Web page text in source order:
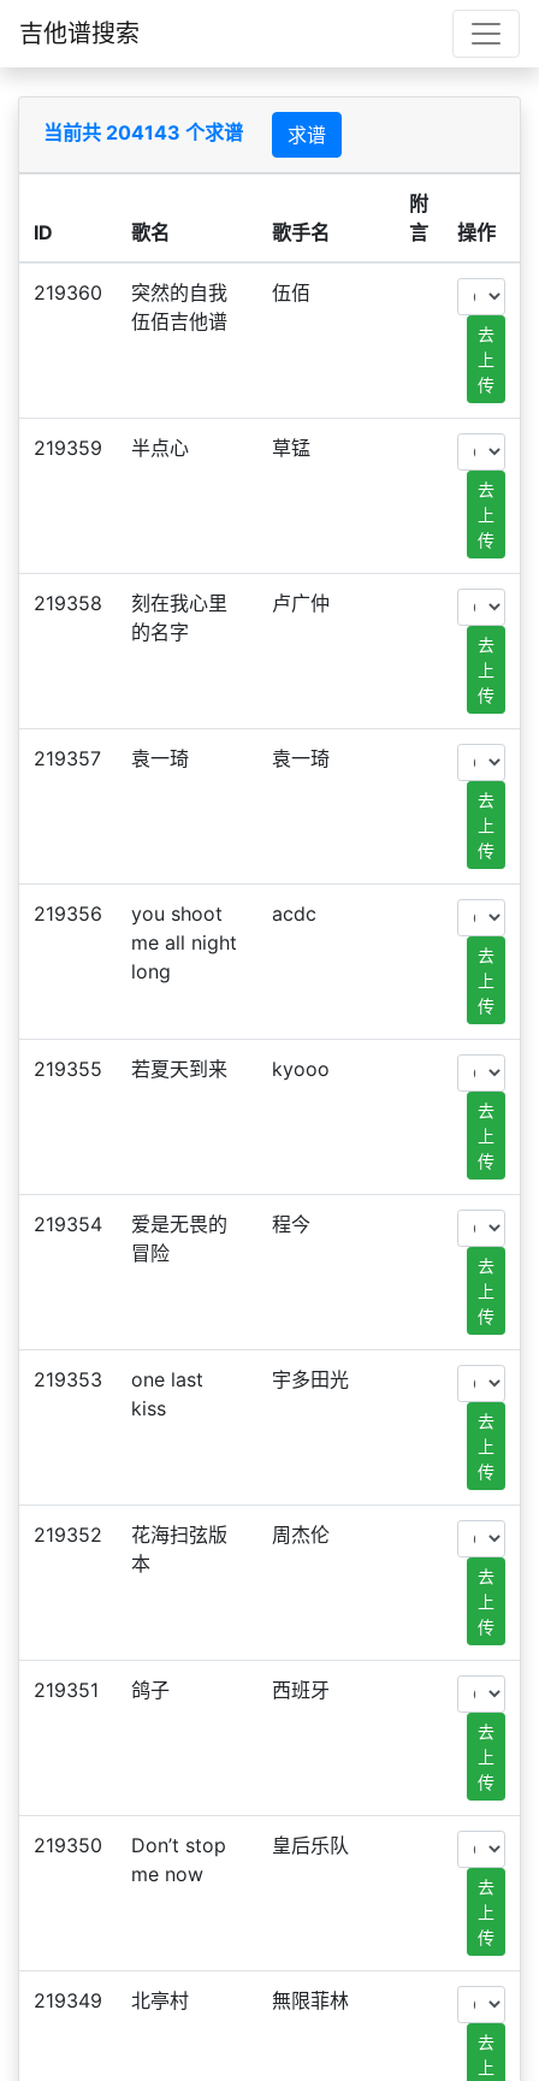
吉他谱搜索
当前共 204143 个求谱 求谱
ID 歌名 歌手名
附
言
操作
219360
突然的自我
伍佰吉他谱
伍佰
去
上
传
219359 半点心 草锰
去
上
传
219358
刻在我心里
的名字
卢广仲
去
上
传
219357 袁一琦 袁一琦
去
上
传
219356
you shoot
me all night
long
acdc
去
上
传
219355 若夏天到来 kyooo
去
上
传
219354
爱是无畏的
冒险
程今
去
上
传
219353
one last
kiss
宇多田光
去
上
传
219352
花海扫弦版
本
周杰伦
去
上
传
219351 鸽子 西班牙
去
上
传
219350
Don’t stop
me now
皇后乐队
去
上
传
219349 北亭村 無限菲林
去
上